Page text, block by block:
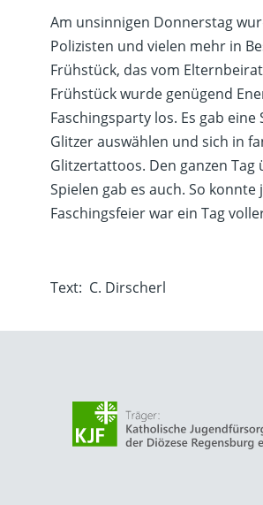
Am unsinnigen Donnerstag
Polizisten und vielen mehr in
Frühstück, das vom
Frühstück wurde genügend
Faschingsparty los. Es gab
Glitzer auswählen und sich in
Glitzertattoos. Den ganzen
Spielen gab es auch. So
Faschingsfeier war ein Tag
Text: C. Dirscherl